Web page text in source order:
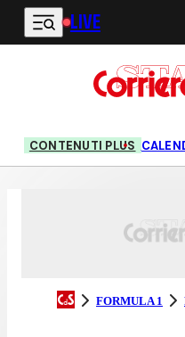
Vai al contenuto principale
LIVE
CONTENUTI PLUS
FORMULA 1